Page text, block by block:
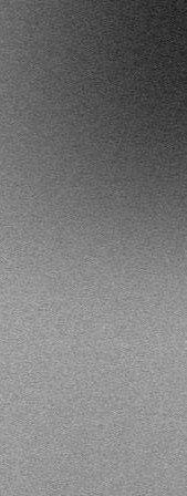
Перейти к